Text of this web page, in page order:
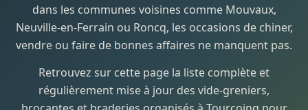
dans les communes voisines comme Mouvaux,
Neuville-en-Ferrain ou Roncq, les occasions de chiner,
vendre ou faire de bonnes affaires ne manquent pas.
Retrouvez sur cette page la liste complète et
régulièrement mise à jour des vide-greniers,